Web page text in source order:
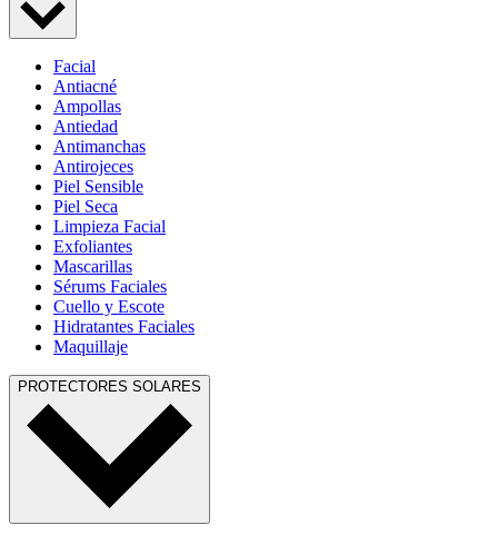
Facial
Antiacné
Ampollas
Antiedad
Antimanchas
Antirojeces
Piel Sensible
Piel Seca
Limpieza Facial
Exfoliantes
Mascarillas
Sérums Faciales
Cuello y Escote
Hidratantes Faciales
Maquillaje
PROTECTORES SOLARES